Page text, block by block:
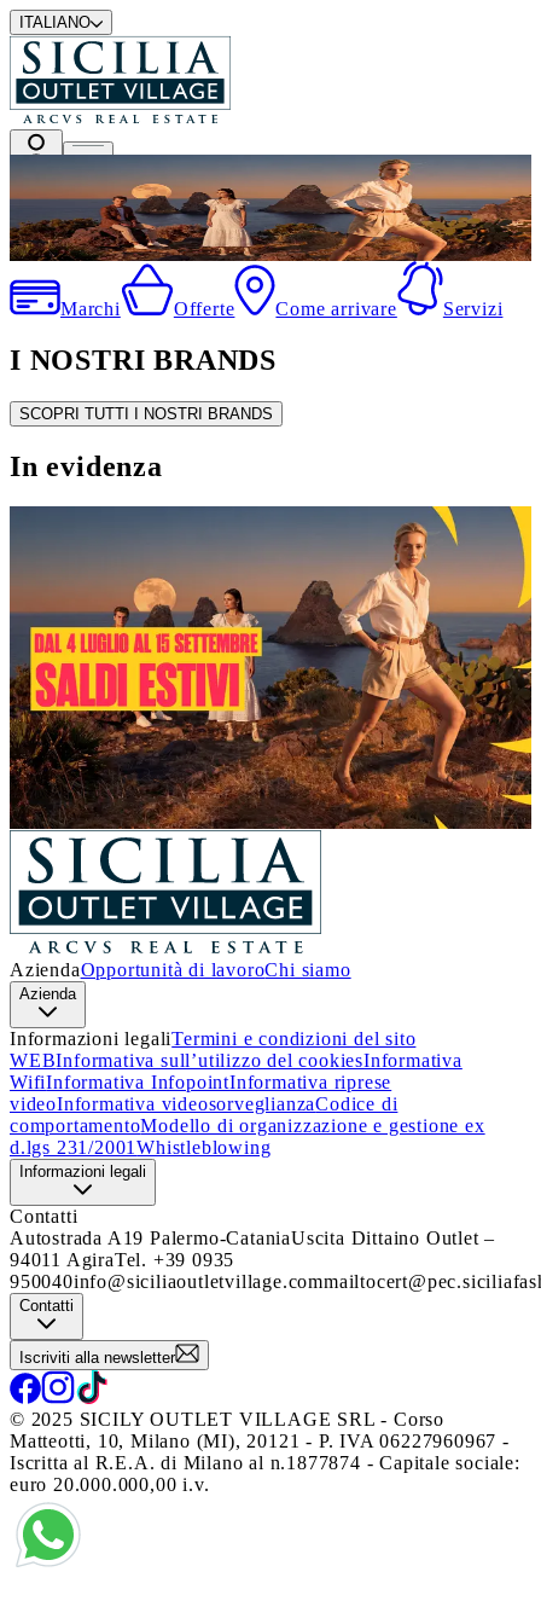
ITALIANO
I migliori marchi a prezzi outlet
Marchi Offerte Come arrivare Servizi
I NOSTRI BRANDS
SCOPRI TUTTI I NOSTRI BRANDS
In evidenza
Un’estate piena di occasioni!
Dal 4 luglio al 15 settembre, aSicilia Outlet Village
arrivano iSaldi: nei negozi delle migliori firme italiane e
internazionali, troverai incredibili sconti sui prezzi outlet.
Approfitta di questa incredibile opportunità e lasciati
ispirare.
Ti aspettiamo!
Scopri i dettagli
AziendaOpportunità di lavoroChi siamo
Azienda
Informazioni legaliTermini e condizioni del sito
WEBInformativa sull’utilizzo del cookiesInformativa
WifiInformativa InfopointInformativa riprese
videoInformativa videosorveglianzaCodice di
comportamentoModello di organizzazione e gestione ex
d.lgs 231/2001Whistleblowing
Informazioni legali
Contatti
Autostrada A19 Palermo-CataniaUscita Dittaino Outlet –
94011 AgiraTel. +39 0935
950040info@siciliaoutletvillage.com
Contatti
Iscriviti alla newsletter
© 2025 SICILY OUTLET VILLAGE SRL - Corso
Matteotti, 10, Milano (MI), 20121 - P. IVA 06227960967 -
Iscritta al R.E.A. di Milano al n.1877874 - Capitale sociale:
euro 20.000.000,00 i.v.